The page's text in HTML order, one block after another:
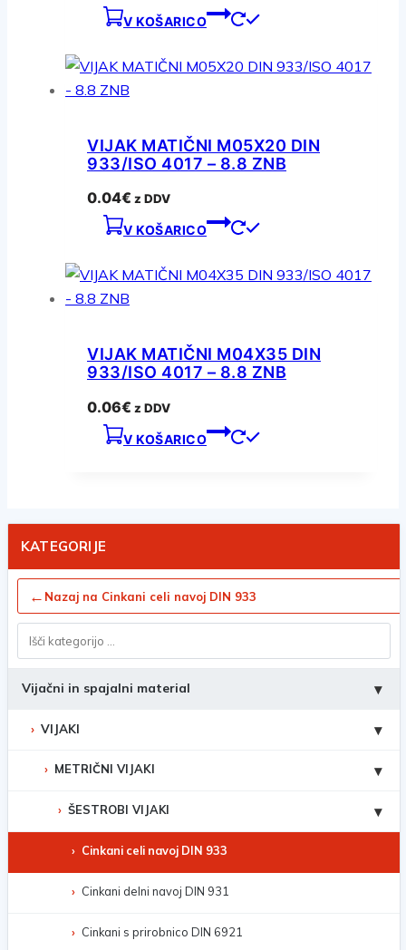
V KOŠARICO
VIJAK MATIČNI M05X20 DIN
933/ISO 4017 – 8.8 ZNB
0.04€ z DDV
V KOŠARICO
VIJAK MATIČNI M04X35 DIN
933/ISO 4017 – 8.8 ZNB
0.06€ z DDV
V KOŠARICO
KATEGORIJE
← Nazaj na Cinkani celi navoj DIN 933
Vijačni in spajalni material ▾
VIJAKI ▾
METRIČNI VIJAKI ▾
ŠESTROBI VIJAKI ▾
Cinkani celi navoj DIN 933
Cinkani delni navoj DIN 931
Cinkani s prirobnico DIN 6921